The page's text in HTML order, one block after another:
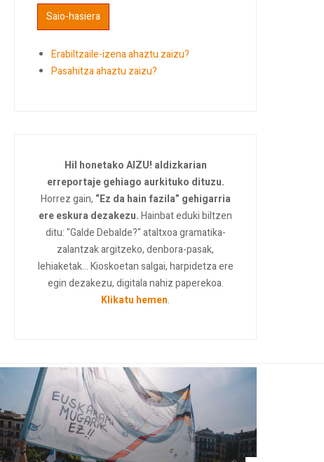
Erabiltzaile-izena ahaztu zaizu?
Pasahitza ahaztu zaizu?
Hil honetako AIZU! aldizkarian
erreportaje gehiago aurkituko dituzu.
Horrez gain, “Ez da hain fazila” gehigarria
ere eskura dezakezu.Hainbat eduki biltzen
ditu: "Galde Debalde?" ataltxoa gramatika-
zalantzak argitzeko, denbora-pasak,
lehiaketak... Kioskoetan salgai, harpidetza ere
egin dezakezu, digitala nahiz paperekoa.
Klikatu hemen.